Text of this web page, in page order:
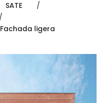
SATE
Fachada ligera